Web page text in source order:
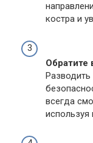
костра и
Обратите
всегда
используя